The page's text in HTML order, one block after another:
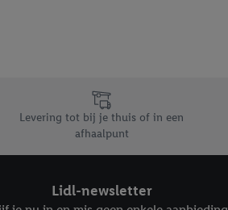
Levering tot bij je thuis of in een
afhaalpunt
Lidl-newsletter